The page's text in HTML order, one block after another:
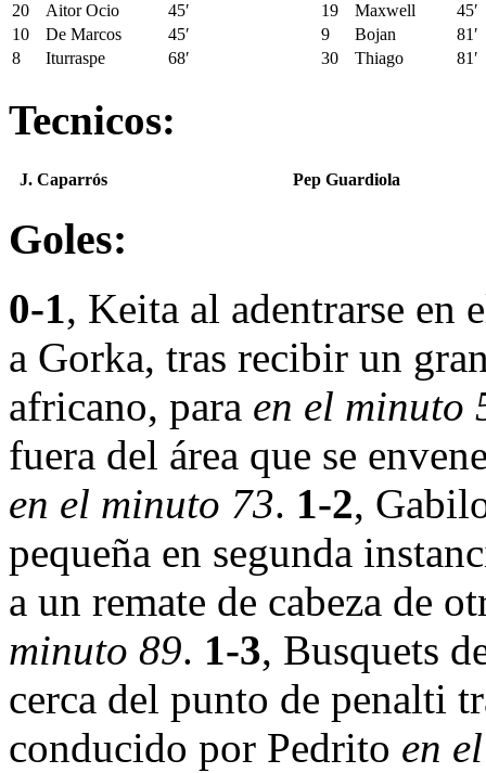
20
Aitor Ocio 45′ 19 Maxwell
45′
10
De Marcos 45′ 9 Bojan
81′
8
Iturraspe 68′ 30 Thiago 81′
Tecnicos:
J. Caparrós Pep Guardiola
Goles:
0-1, Keita al adentrarse en
a Gorka, tras recibir un
africano, para en el minuto
fuera del área que se
en el minuto 73. 1-2,
pequeña en segunda
a un remate de cabeza de
minuto 89. 1-3, Busquets
cerca del punto de penalti
conducido por Pedrito en